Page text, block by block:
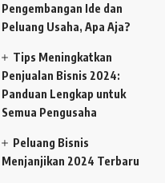
Pengembangan Ide dan
Peluang Usaha, Apa Aja?
Tips Meningkatkan
Penjualan Bisnis 2024:
Panduan Lengkap untuk
Semua Pengusaha
Peluang Bisnis
Menjanjikan 2024 Terbaru